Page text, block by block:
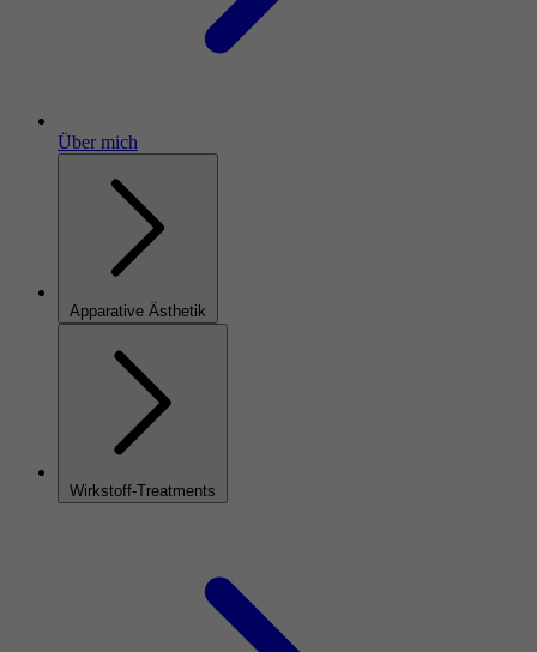
Über mich
Apparative Ästhetik
Wirkstoff-Treatments